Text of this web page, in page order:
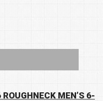
MEN’S 6-